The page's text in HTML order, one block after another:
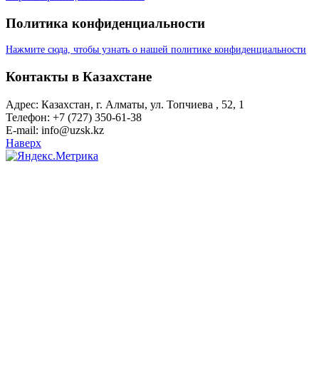
Политика конфиденциальности
Нажмите сюда, чтобы узнать о нашей политике конфиденциальности
Контакты в Казахстане
Адрес: Казахстан, г. Алматы, ул. Топчиева , 52, 1
Телефон: +7 (727) 350-61-38
E-mail: info@uzsk.kz
Наверх